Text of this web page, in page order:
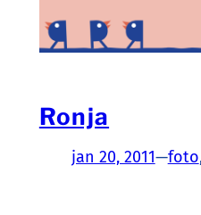
Ronja
jan 20, 2011—foto